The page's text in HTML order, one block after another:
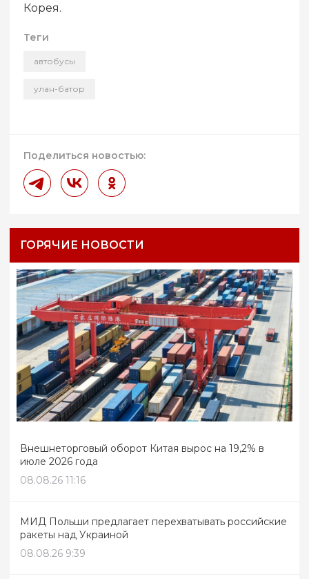
Корея.
Теги
автобусы
улан-батор
Поделиться новостью:
ГОРЯЧИЕ НОВОСТИ
Внешнеторговый оборот Китая вырос на 19,2% в
июле 2026 года
08.08.26 11:16
МИД Польши предлагает перехватывать российские
ракеты над Украиной
08.08.26 9:39